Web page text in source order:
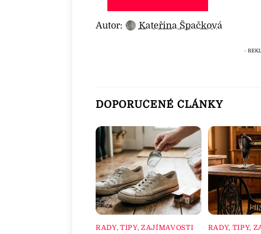
Autor: Kateřina Špačková
DOPORUČENÉ ČLÁNKY
RADY, TIPY, ZAJÍMAVOSTI RADY, TIPY,